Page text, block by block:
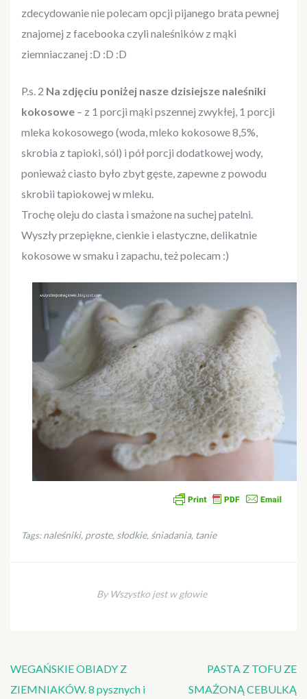
zdecydowanie nie polecam opcji pijanego brata pewnej
znajomej z facebooka czyli naleśników z mąki
ziemniaczanej :D :D :D
P.s. 2 Na zdjęciu poniżej nasze dzisiejsze naleśniki
kokosowe – z 1 porcji mąki pszennej zwykłej, 1 porcji
mleka kokosowego (woda, mleko kokosowe 8,5%,
skrobia z tapioki, sól) i pół porcji dodatkowej wody,
ponieważ ciasto było zbyt gęste, zapewne z powodu
skrobii tapiokowej w mleku.
Trochę oleju do ciasta i smażone na suchej patelni.
Wyszły przepiękne, cienkie i elastyczne, delikatnie
kokosowe w smaku i zapachu, też polecam :)
Tags:naleśniki, proste, słodkie, śniadania, tanie
By Wszystko jest w głowie
Nawigacja
wpisu
WEGAŃSKIE OBIADY Z
ZIEMNIAKÓW. 8 pysznych i
PASTA Z TOFU ZE
SMAŻONĄ CEBULKĄ